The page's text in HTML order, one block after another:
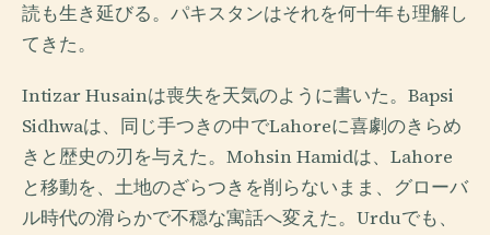
読も生き延びる。パキスタンはそれを何十年も理解し
てきた。
Intizar Husainは喪失を天気のように書いた。Bapsi
Sidhwaは、同じ手つきの中でLahoreに喜劇のきらめ
きと歴史の刃を与えた。Mohsin Hamidは、Lahore
と移動を、土地のざらつきを削らないまま、グローバ
ル時代の滑らかで不穏な寓話へ変えた。Urduでも、